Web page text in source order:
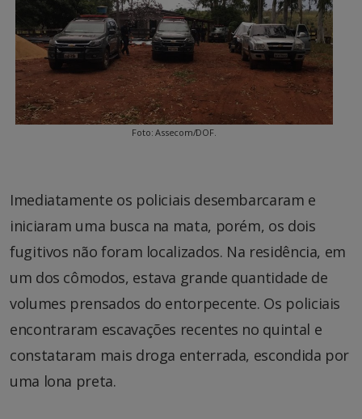
Foto: Assecom/DOF.
Imediatamente os policiais desembarcaram e
iniciaram uma busca na mata, porém, os dois
fugitivos não foram localizados. Na residência, em
um dos cômodos, estava grande quantidade de
volumes prensados do entorpecente. Os policiais
encontraram escavações recentes no quintal e
constataram mais droga enterrada, escondida por
uma lona preta.